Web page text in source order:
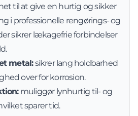
til at give en hurtig og sikker
i professionelle rengørings- og
sikrer lækagefrie forbindelser
metal:sikrer lang holdbarhed
over for korrosion.
muliggør lynhurtig til- og
sparer tid.